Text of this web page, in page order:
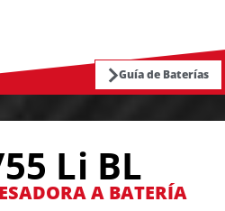
Guía de Baterías
Li BL
A BATERÍA